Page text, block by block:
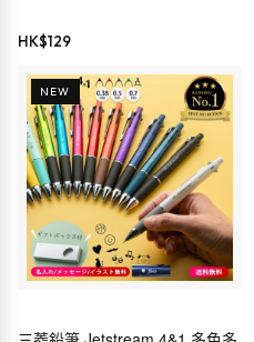
HK$129
NEW